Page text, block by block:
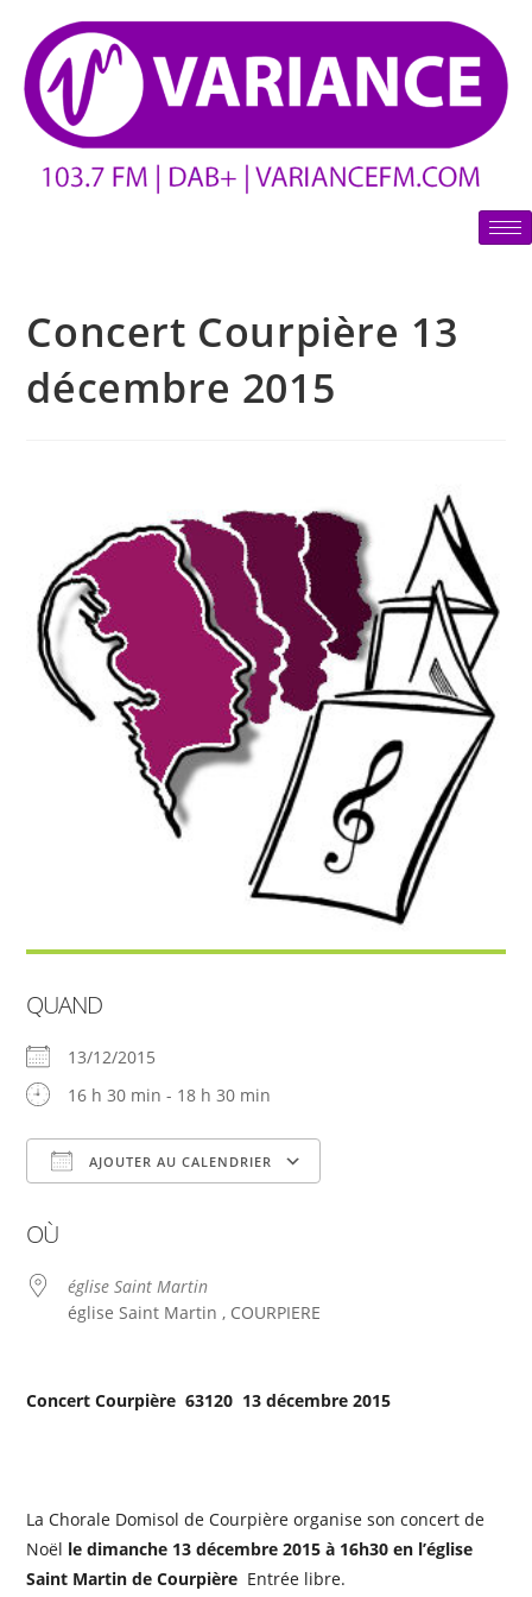
Concert Courpière 13
décembre 2015
QUAND
13/12/2015
16 h 30 min - 18 h 30 min
AJOUTER AU CALENDRIER
OÙ
église Saint Martin
église Saint Martin , COURPIERE
Concert Courpière  63120  13 décembre 2015
La Chorale Domisol de Courpière organise son concert de
Noël le dimanche 13 décembre 2015 à 16h30 en l’église
Saint Martin de Courpière  Entrée libre.